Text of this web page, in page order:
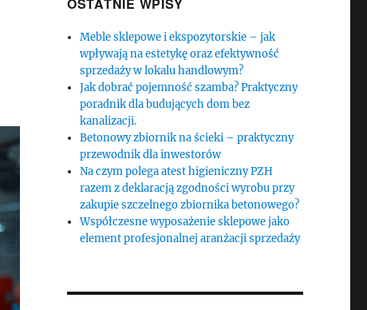
Meble sklepowe i ekspozytorskie – jak
wpływają na estetykę oraz efektywność
sprzedaży w lokalu handlowym?
Jak dobrać pojemność szamba? Praktyczny
poradnik dla budujących dom bez
kanalizacji.
Betonowy zbiornik na ścieki – praktyczny
przewodnik dla inwestorów
Na czym polega atest higieniczny PZH
razem z deklaracją zgodności wyrobu przy
zakupie szczelnego zbiornika betonowego?
Współczesne wyposażenie sklepowe jako
element profesjonalnej aranżacji sprzedaży